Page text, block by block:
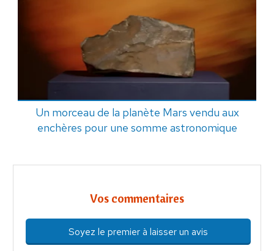
Un morceau de la planète Mars vendu aux
enchères pour une somme astronomique
Vos commentaires
Soyez le premier à laisser un avis